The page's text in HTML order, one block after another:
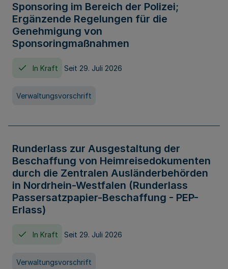
Sponsoring im Bereich der Polizei;
Ergänzende Regelungen für die
Genehmigung von
Sponsoringmaßnahmen
In Kraft Seit 29. Juli 2026
Verwaltungsvorschrift
Runderlass zur Ausgestaltung der
Beschaffung von Heimreisedokumenten
durch die Zentralen Ausländerbehörden
in Nordrhein-Westfalen (Runderlass
Passersatzpapier-Beschaffung - PEP-
Erlass)
In Kraft Seit 29. Juli 2026
Verwaltungsvorschrift